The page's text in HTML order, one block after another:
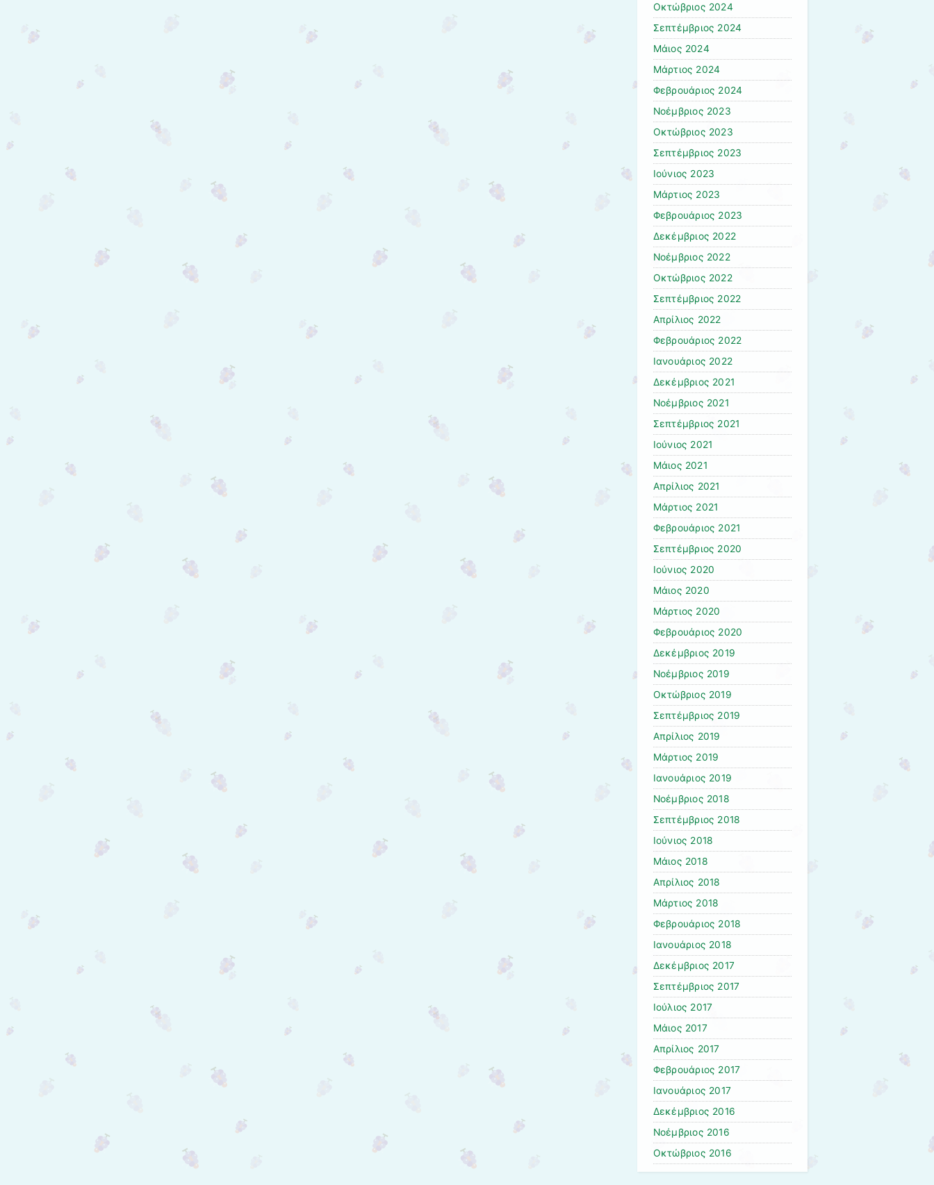
Οκτώβριος 2024
Σεπτέμβριος 2024
Μάιος 2024
Μάρτιος 2024
Φεβρουάριος 2024
Νοέμβριος 2023
Οκτώβριος 2023
Σεπτέμβριος 2023
Ιούνιος 2023
Μάρτιος 2023
Φεβρουάριος 2023
Δεκέμβριος 2022
Νοέμβριος 2022
Οκτώβριος 2022
Σεπτέμβριος 2022
Απρίλιος 2022
Φεβρουάριος 2022
Ιανουάριος 2022
Δεκέμβριος 2021
Νοέμβριος 2021
Σεπτέμβριος 2021
Ιούνιος 2021
Μάιος 2021
Απρίλιος 2021
Μάρτιος 2021
Φεβρουάριος 2021
Σεπτέμβριος 2020
Ιούνιος 2020
Μάιος 2020
Μάρτιος 2020
Φεβρουάριος 2020
Δεκέμβριος 2019
Νοέμβριος 2019
Οκτώβριος 2019
Σεπτέμβριος 2019
Απρίλιος 2019
Μάρτιος 2019
Ιανουάριος 2019
Νοέμβριος 2018
Σεπτέμβριος 2018
Ιούνιος 2018
Μάιος 2018
Απρίλιος 2018
Μάρτιος 2018
Φεβρουάριος 2018
Ιανουάριος 2018
Δεκέμβριος 2017
Σεπτέμβριος 2017
Ιούλιος 2017
Μάιος 2017
Απρίλιος 2017
Φεβρουάριος 2017
Ιανουάριος 2017
Δεκέμβριος 2016
Νοέμβριος 2016
Οκτώβριος 2016